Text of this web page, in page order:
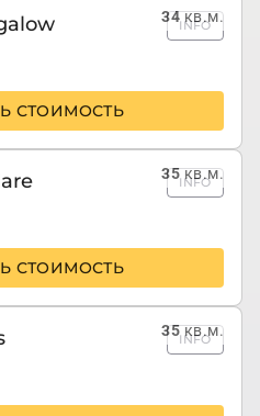
34кв.м.
INFO
СТОИМОСТЬ
35кв.м.
INFO
СТОИМОСТЬ
35кв.м.
INFO